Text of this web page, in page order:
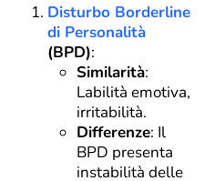
Disturbo Borderline
di Personalità
(BPD):
Similarità:
Labilità emotiva,
irritabilità.
Differenze: Il
BPD presenta
instabilità delle